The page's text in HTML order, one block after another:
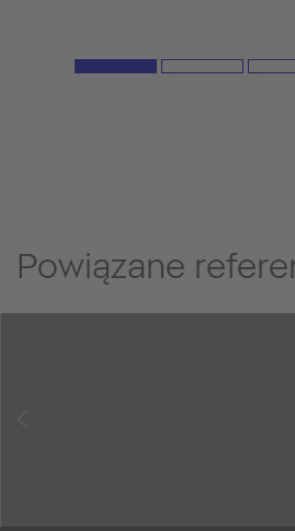
Powiązane